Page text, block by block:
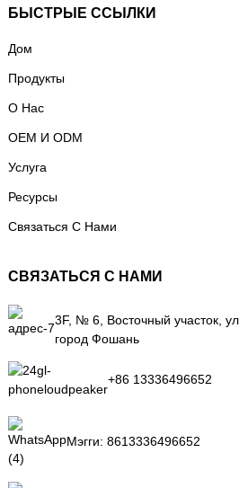
БЫСТРЫЕ ССЫЛКИ
Дом
Продукты
О Нас
OEM И ODM
Услуга
Ресурсы
Связаться С Нами
СВЯЗАТЬСЯ С НАМИ
3F, № 6, Восточный участок,
город Фошань
+86 13336496652
Мэгги: 8613336496652